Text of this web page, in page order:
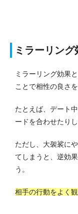
ミラーリン
ミラーリング効果
ことで相性の良さ
たとえば、デート
ードを合わせたりし
ただし、大袈裟に
てしまうと、逆効
う。
相手の行動をよく